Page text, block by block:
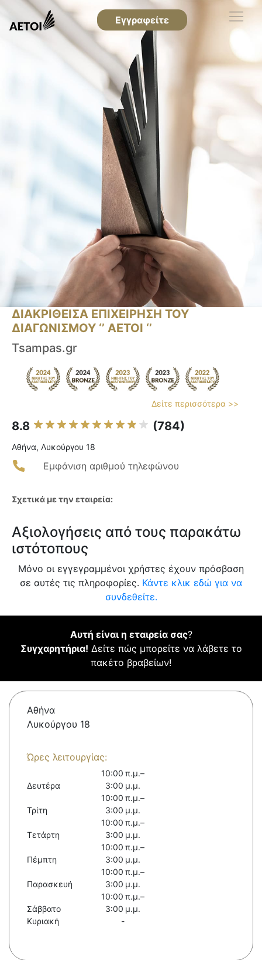
Εγγραφείτε
ΔΙΑΚΡΙΘΕΙΣΑ ΕΠΙΧΕΙΡΗΣΗ ΤΟΥ
ΔΙΑΓΩΝΙΣΜΟΥ ‘’ ΑΕΤΟΙ ‘’
Tsampas.gr
Δείτε περισσότερα >>
8.8 (784)
Αθήνα, Λυκούργου 18
Εμφάνιση αριθμού τηλεφώνου
Σχετικά με την εταιρεία:
Αξιολογήσεις από τους παρακάτω
ιστότοπους
Μόνο οι εγγεγραμμένοι χρήστες έχουν πρόσβαση
σε αυτές τις πληροφορίες. Κάντε κλικ εδώ για να
συνδεθείτε.
Αυτή είναι η εταιρεία σας?
Συγχαρητήρια! Δείτε πώς μπορείτε να λάβετε το
πακέτο βραβείων!
Αθήνα
Λυκούργου 18
Ώρες λειτουργίας:
Δευτέρα
10:00 π.μ.–
3:00 μ.μ.
Τρίτη
10:00 π.μ.–
3:00 μ.μ.
Τετάρτη
10:00 π.μ.–
3:00 μ.μ.
Πέμπτη
10:00 π.μ.–
3:00 μ.μ.
Παρασκευή
10:00 π.μ.–
3:00 μ.μ.
Σάββατο
10:00 π.μ.–
3:00 μ.μ.
Κυριακή
-